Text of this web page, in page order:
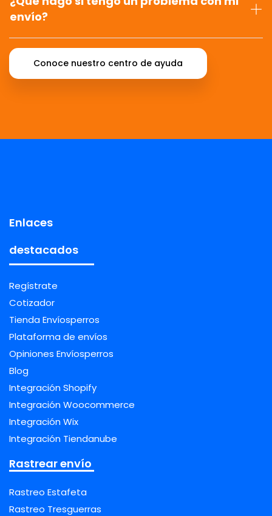
envío?
Conoce nuestro centro de ayuda
Enlaces
destacados
Regístrate
Cotizador
Tienda Envíosperros
Plataforma de envíos
Opiniones Envíosperros
Blog
Integración Shopify
Integración Woocommerce
Integración Wix
Integración Tiendanube
Rastrear envío
Rastreo Estafeta
Rastreo Tresguerras